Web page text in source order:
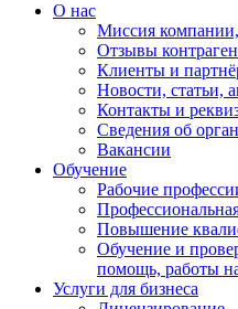
О нас
Миссия
Отзывы
Клиенты и
Новости, статьи,
Контакты и
Сведения об
Вакансии
Обучение
Рабочие
Повышение
Обучение и
помощь, работы
Услуги для бизнеса